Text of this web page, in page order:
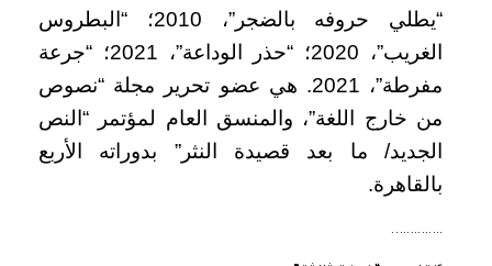
“يطلي حروفه بالضجر”، 2010؛ “البطروس
الغريب”، 2020؛ “حذر الوداعة”، 2021؛ “جرعة
مفرطة”، 2021. هي عضو تحرير مجلة “نصوص
من خارج اللغة”، والمنسق العام لمؤتمر “النص
الجديد/ ما بعد قصيدة النثر” بدوراته الأربع
بالقاهرة.
…………..